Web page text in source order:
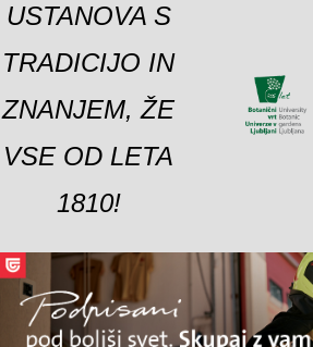
USTANOVA S
TRADICIJO IN
ZNANJEM, ŽE
VSE OD LETA
1810!